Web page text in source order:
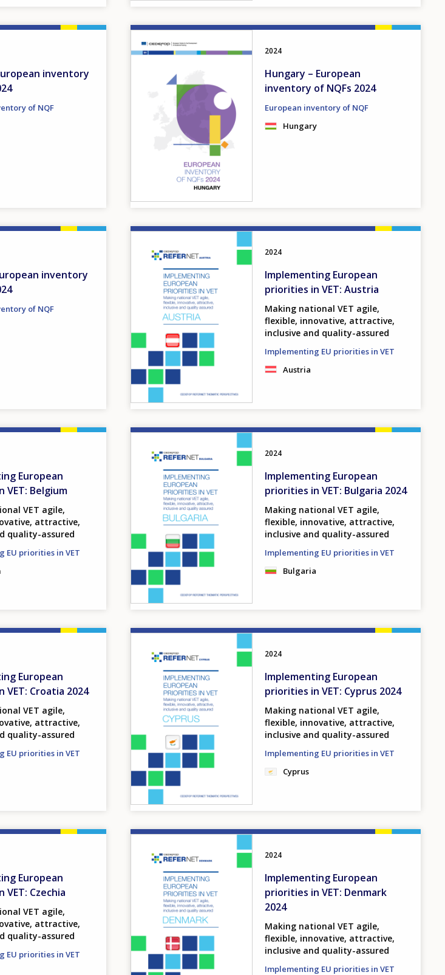
inventory
of NQF
2024
Hungary – European
inventory of NQFs 2024
European inventory of NQF
Hungary
inventory
of NQF
2024
Implementing European
priorities in VET: Austria
Making national VET agile,
flexible, innovative, attractive,
inclusive and quality-assured
Implementing EU priorities in VET
Austria
European
VET: Belgium
VET agile,
attractive,
quality-assured
EU priorities in VET
2024
Implementing European
priorities in VET: Bulgaria 2024
Making national VET agile,
flexible, innovative, attractive,
inclusive and quality-assured
Implementing EU priorities in VET
Bulgaria
European
VET: Croatia 2024
VET agile,
attractive,
quality-assured
EU priorities in VET
2024
Implementing European
priorities in VET: Cyprus 2024
Making national VET agile,
flexible, innovative, attractive,
inclusive and quality-assured
Implementing EU priorities in VET
Cyprus
European
Czechia
VET agile,
attractive,
quality-assured
EU priorities in VET
2024
Implementing European
priorities in VET: Denmark
2024
Making national VET agile,
flexible, innovative, attractive,
inclusive and quality-assured
Implementing EU priorities in VET